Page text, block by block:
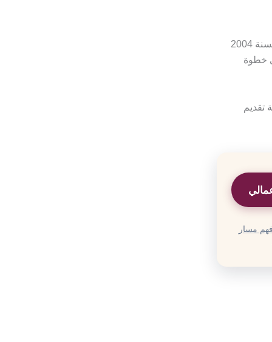
بموجب قانون العمل القطري رقم (14) لسنة 2004
خطوة
تقديم
مسار